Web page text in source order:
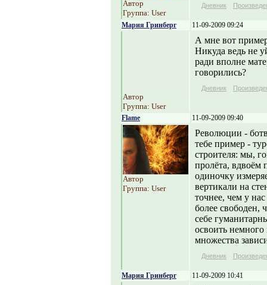
Автор
Группа: User
Дневник
Мария Гринберг 11-09-2009 09:24
Автор
Группа: User
А мне вот
Никуда ведь не
ради вполне
говорились?
Дневник
Flame 11-09-2009 09:40
Автор
Группа: User
Революции -
тебе пример -
строителя: мы,
пролёта, вдвоём
одиночку
вертикали на
точнее, чем у
более свободен,
себе
освоить немного
множества
Дневник
Мария Гринберг 11-09-2009 10:41